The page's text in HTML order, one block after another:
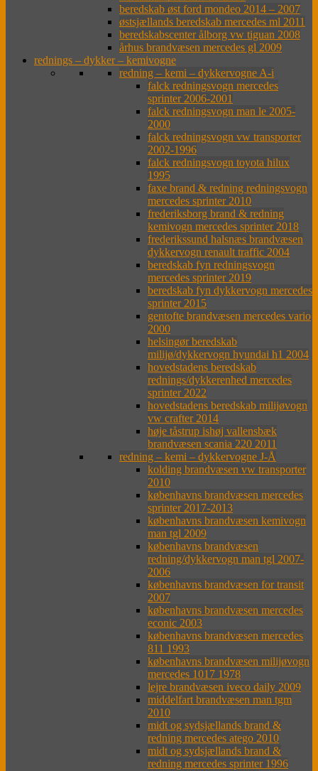
beredskab øst ford mondeo 2014 – 2007
østsjællands beredskab mercedes ml 2011
beredskabscenter ålborg vw tiguan 2008
århus brandvæsen mercedes gl 2009
rednings – dykker – kemivogne
redning – kemi – dykkervogne A-i
falck redningsvogn mercedes
sprinter 2006-2001
falck redningsvogn man le 2005-
2000
falck redningsvogn vw transporter
2002-1996
falck redningsvogn toyota hilux
1995
faxe brand & redning redningsvogn
mercedes sprinter 2010
frederiksborg brand & redning
kemivogn mercedes sprinter 2018
frederikssund halsnæs brandvæsen
dykkervogn renault traffic 2004
beredskab fyn redningsvogn
mercedes sprinter 2019
beredskab fyn dykkervogn mercedes
sprinter 2015
gentofte brandvæsen mercedes vario
2000
helsingør beredskab
milijø/dykkervogn hyundai h1 2004
hovedstadens beredskab
rednings/dykkerenhed mercedes
sprinter 2022
hovedstadens beredskab milijøvogn
vw crafter 2014
høje tåstrup ishøj vallensbæk
brandvæsen scania 220 2011
redning – kemi – dykkervogne J-Å
kolding brandvæsen vw transporter
2010
københavns brandvæsen mercedes
sprinter 2017-2013
københavns brandvæsen kemivogn
man tgl 2009
københavns brandvæsen
redning/dykkervogn man tgl 2007-
2006
københavns brandvæsen for transit
2007
københavns brandvæsen mercedes
econic 2003
københavns brandvæsen mercedes
811 1993
københavns brandvæsen milijøvogn
mercedes 1017 1978
lejre brandvæsen iveco daily 2009
middelfart brandvæsen man tgm
2010
midt og sydsjællands brand &
redning mercedes atego 2010
midt og sydsjællands brand &
redning mercedes sprinter 1996